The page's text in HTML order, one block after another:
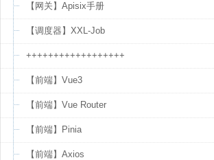
【网关】Apisix手册
【调度器】XXL-Job
++++++++++++++++++
【前端】Vue3
【前端】Vue Router
【前端】Pinia
【前端】Axios